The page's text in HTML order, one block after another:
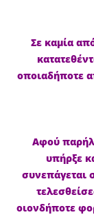
Σε καμία
οποιαδήποτε
Αφού
υπήρξε
συνεπάγεται
οιονδήποτε